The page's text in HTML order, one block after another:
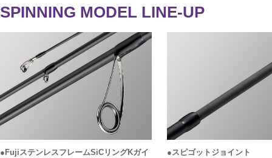
SPINNING MODEL LINE-UP
●FujiステンレスフレームSiCリングKガイ
●スピゴットジョイント